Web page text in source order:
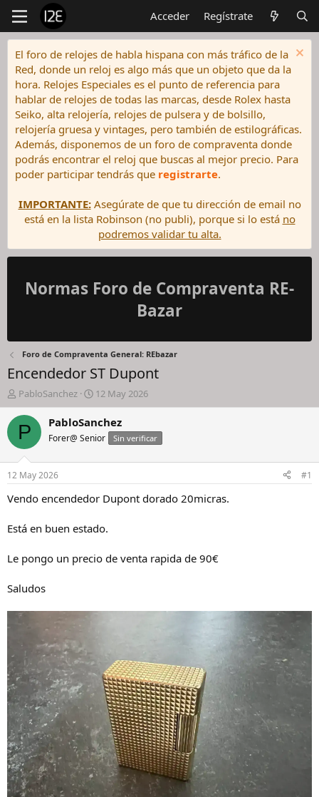
Acceder Regístrate
El foro de relojes de habla hispana con más tráfico de la
Red, donde un reloj es algo más que un objeto que da la
hora. Relojes Especiales es el punto de referencia para
hablar de relojes de todas las marcas, desde Rolex hasta
Seiko, alta relojería, relojes de pulsera y de bolsillo,
relojería gruesa y vintages, pero también de estilográficas.
Además, disponemos de un foro de compraventa donde
podrás encontrar el reloj que buscas al mejor precio. Para
poder participar tendrás que registrarte.
IMPORTANTE:Asegúrate de que tu dirección de email no
está en la lista Robinson (no publi), porque si lo está no
podremos validar tu alta.
Normas Foro de Compraventa RE-
Bazar
Foro de Compraventa General: REbazar
Encendedor ST Dupont
I
n
i
c
a
d
o
r
l
i
o
PabloSanchez
F
e
c
h
a
i
n
i
12 May 2026
P PabloSanchez
Forer@ Senior Sin verificar
12 May 2026 #1
Vendo encendedor Dupont dorado 20micras.
Está en buen estado.
Le pongo un precio de venta rapida de 90€
Saludos